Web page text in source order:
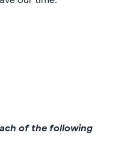
of the following